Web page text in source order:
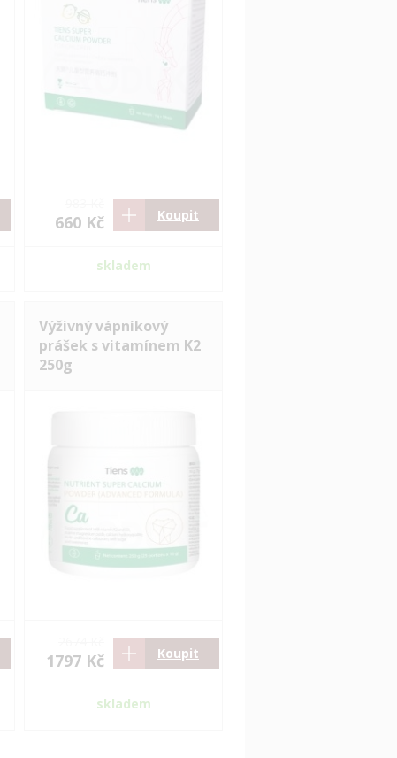
660 Kč Koupit
skladem
Výživný vápníkový
prášek s vitamínem K2
250g
1797 Kč Koupit
skladem